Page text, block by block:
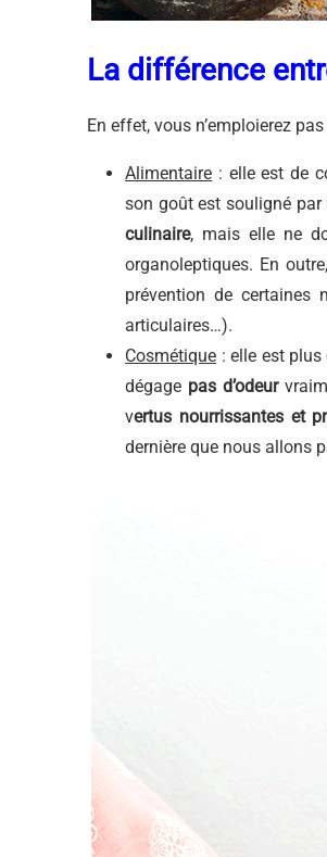
La différence
En effet, vous n’emploierez
Alimentaire : elle est de
son goût est souligné par
culinaire, mais elle ne
organoleptiques. En outre,
prévention de certaines
articulaires…).
Cosmétique : elle est plus
dégage pas d’odeur
vertus nourrissantes et
dernière que nous allons